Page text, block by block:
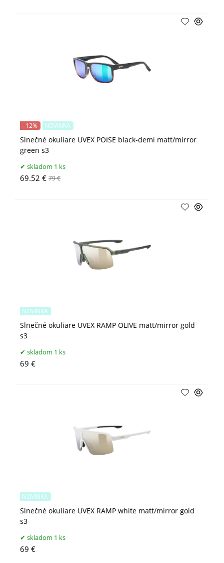
Slnečné okuliare UVEX POISE black-demi matt/mirror
green s3
- 12% NOVINKA
skladom 1 ks
69.52 € 79 €
Slnečné okuliare UVEX RAMP OLIVE matt/mirror gold
s3
NOVINKA
skladom 1 ks
69 €
Slnečné okuliare UVEX RAMP white matt/mirror gold
s3
NOVINKA
skladom 1 ks
69 €